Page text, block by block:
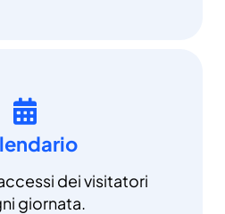
dei visitatori
giornata.